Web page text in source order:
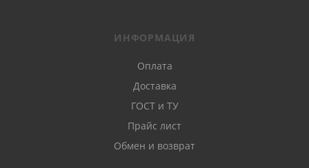
ИНФОРМАЦИЯ
Оплата
Доставка
ГОСТ и ТУ
Прайс лист
Обмен и возврат